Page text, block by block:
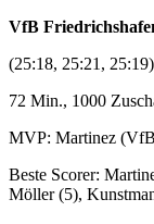
VfB
(25:18, 25:21, 25:19)
72 Min., 1000
MVP: Martinez
Beste Scorer:
Möller (5),